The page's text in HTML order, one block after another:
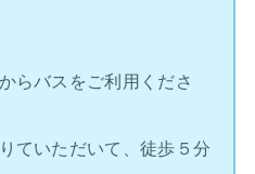
らバスをご利用くださ
ていただいて、徒歩５分